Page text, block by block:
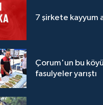
7 şirkete kayyum
Çorum'un bu
fasulyeler yarıştı